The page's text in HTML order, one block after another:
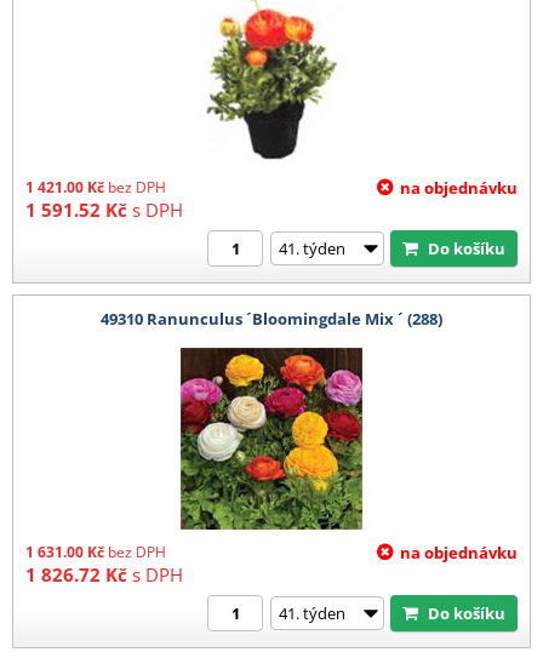
1 421.00 Kč bez DPH
1 591.52 Kč s DPH
na objednávku
Do košíku
49310 Ranunculus ´Bloomingdale Mix ´ (288)
1 631.00 Kč bez DPH
1 826.72 Kč s DPH
na objednávku
Do košíku